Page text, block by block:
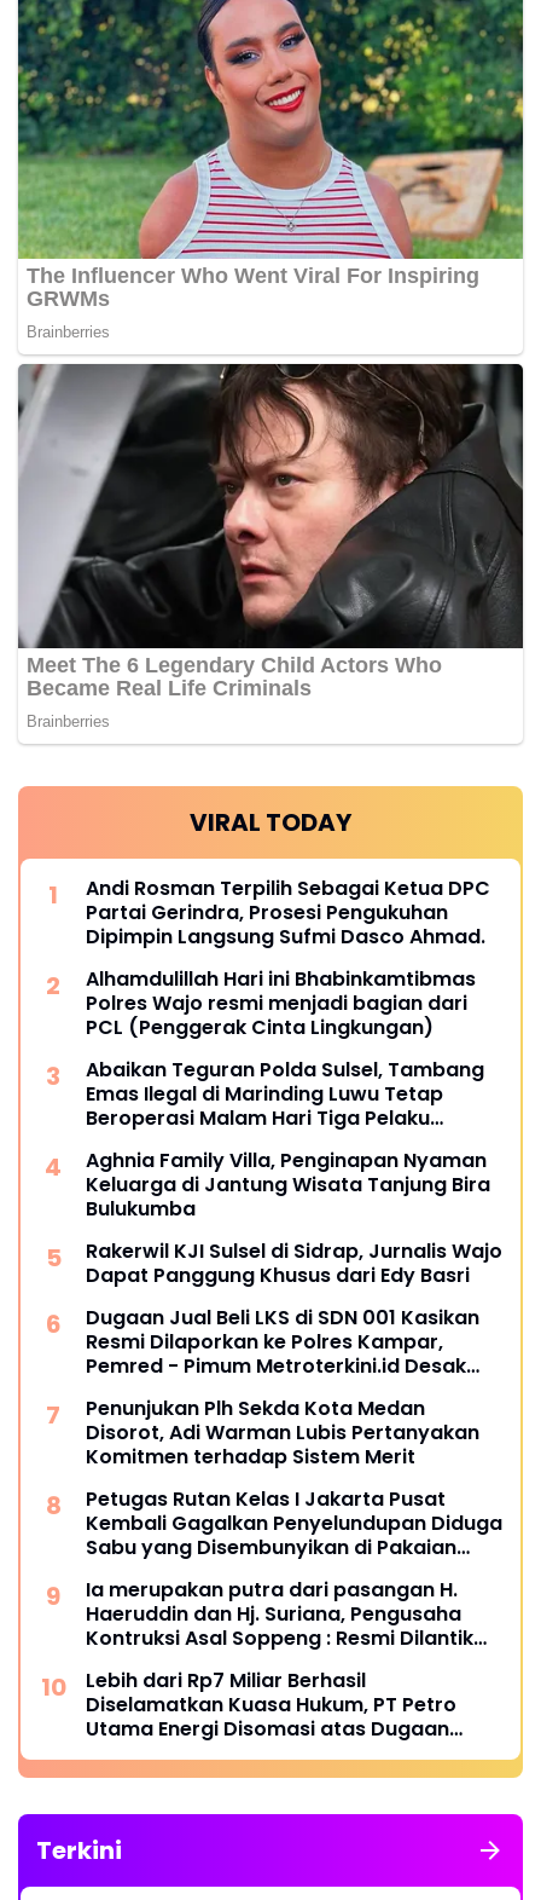
VIRAL TODAY
Andi Rosman Terpilih Sebagai Ketua DPC
Partai Gerindra, Prosesi Pengukuhan
Dipimpin Langsung Sufmi Dasco Ahmad.
Alhamdulillah Hari ini Bhabinkamtibmas
Polres Wajo resmi menjadi bagian dari
PCL (Penggerak Cinta Lingkungan)
Abaikan Teguran Polda Sulsel, Tambang
Emas Ilegal di Marinding Luwu Tetap
Beroperasi Malam Hari Tiga Pelaku
Aghnia Family Villa, Penginapan Nyaman
Keluarga di Jantung Wisata Tanjung Bira
Bulukumba
Rakerwil KJI Sulsel di Sidrap, Jurnalis Wajo
Dapat Panggung Khusus dari Edy Basri
Dugaan Jual Beli LKS di SDN 001 Kasikan
Resmi Dilaporkan ke Polres Kampar,
Pemred - Pimum Metroterkini.id Desak
Penunjukan Plh Sekda Kota Medan
Disorot, Adi Warman Lubis Pertanyakan
Komitmen terhadap Sistem Merit
Petugas Rutan Kelas I Jakarta Pusat
Kembali Gagalkan Penyelundupan Diduga
Sabu yang Disembunyikan di Pakaian
Ia merupakan putra dari pasangan H.
Haeruddin dan Hj. Suriana, Pengusaha
Kontruksi Asal Soppeng : Resmi Dilantik
Lebih dari Rp7 Miliar Berhasil
Diselamatkan Kuasa Hukum, PT Petro
Utama Energi Disomasi atas Dugaan
Terkini